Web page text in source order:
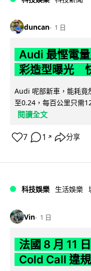
duncan 1 日
Audi 最慳電
彩造型曝光
Audi 呢部新車，能耗
至0.24，每百公里只需
閱讀全文
7 1 ↗ 分享
科技娛樂 生活娛樂
Vin 1 日
法國 8 月 11
Cold Call 違